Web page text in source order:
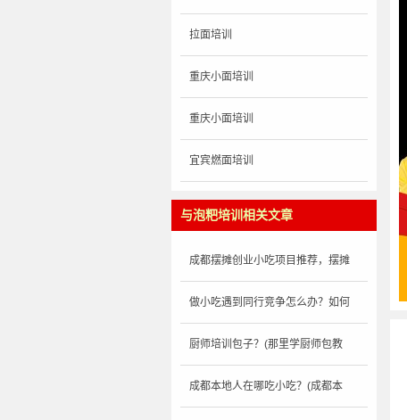
拉面培训
重庆小面培训
重庆小面培训
宜宾燃面培训
与泡粑培训相关文章
成都摆摊创业小吃项目推荐，摆摊
做小吃遇到同行竞争怎么办？如何
厨师培训包子？(那里学厨师包教
成都本地人在哪吃小吃？(成都本